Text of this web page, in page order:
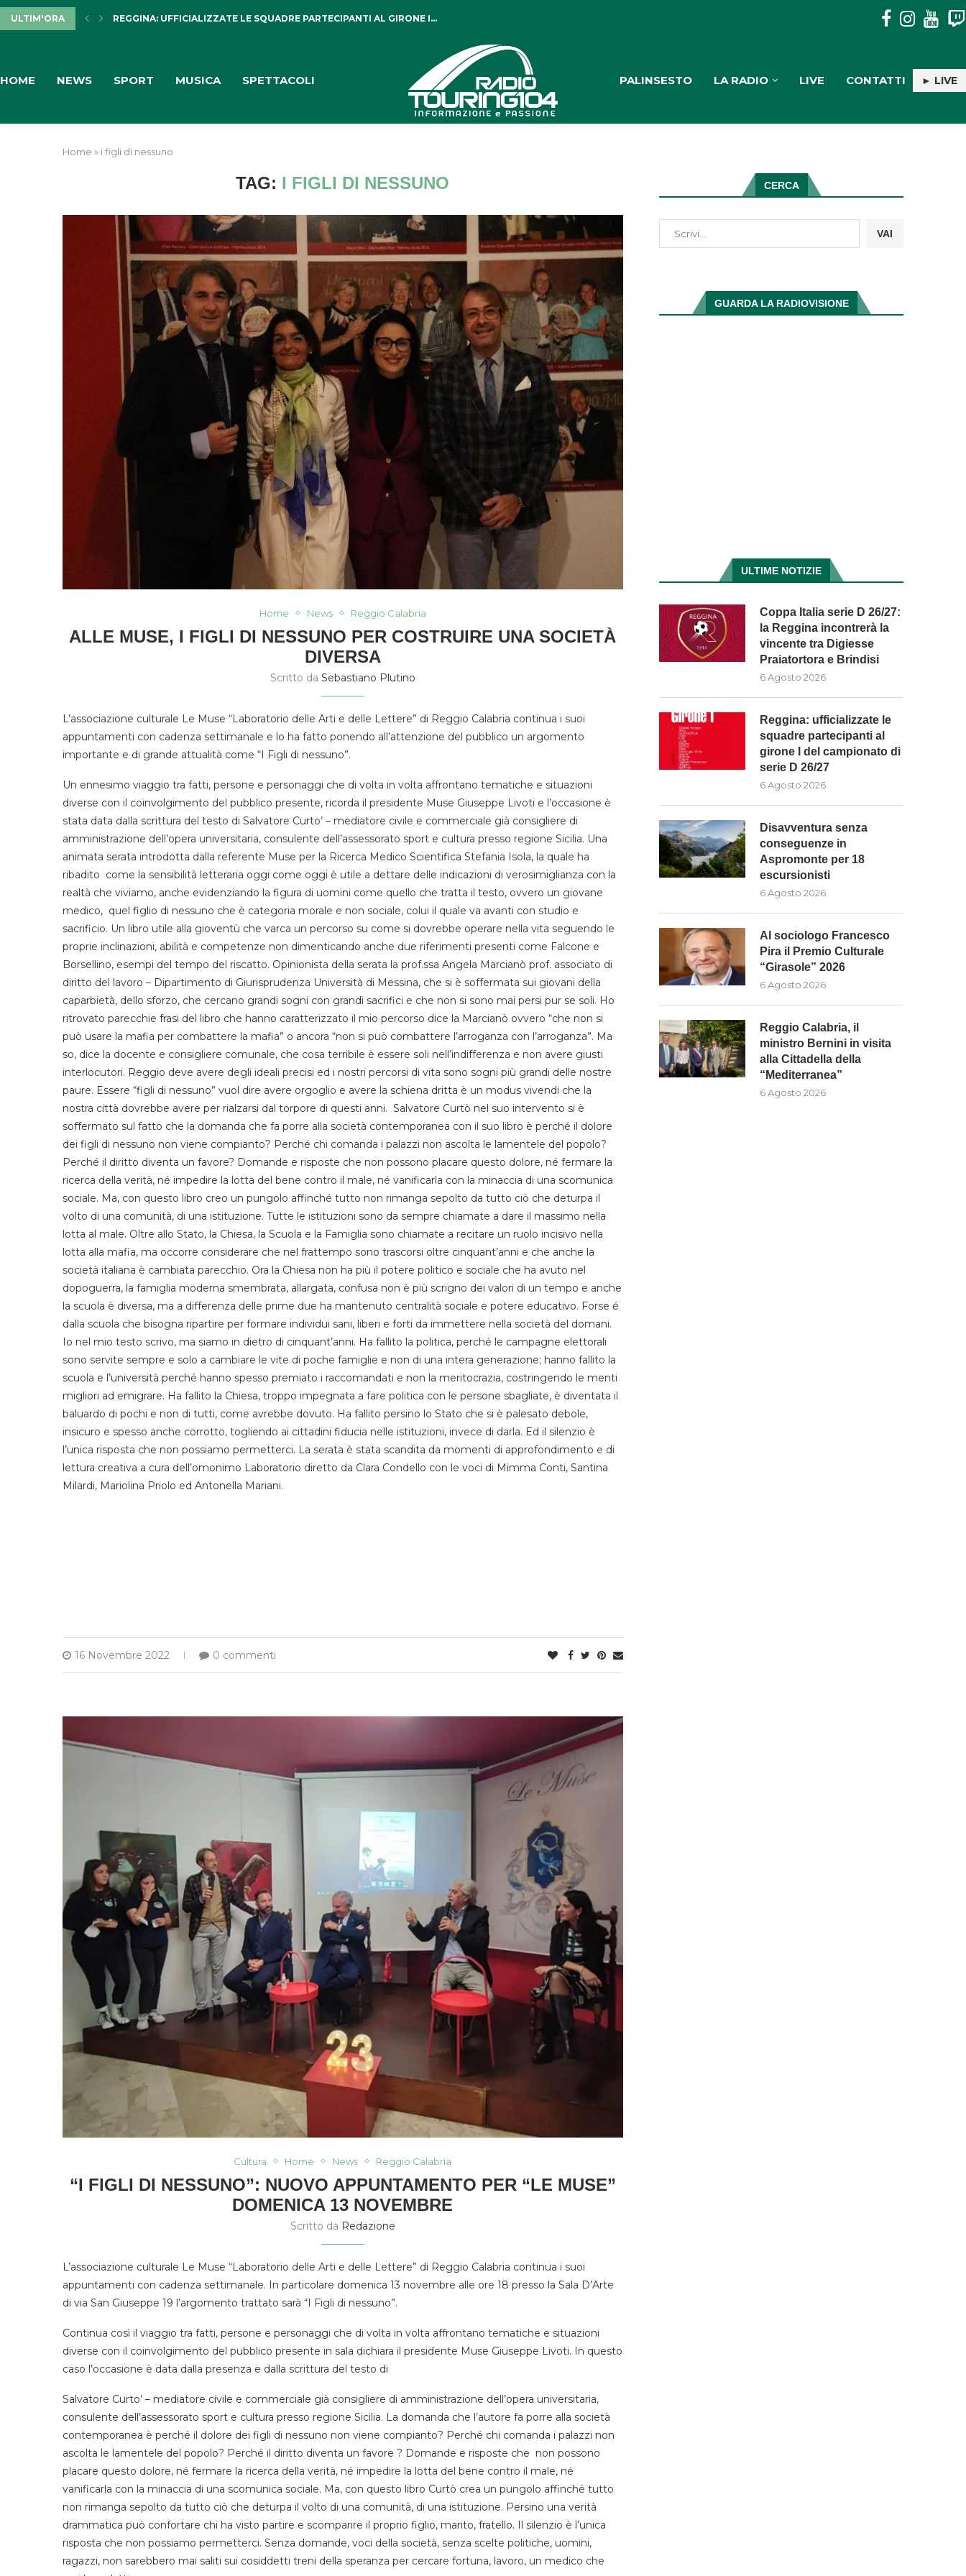
ULTIM'ORA AL SOCIOLOGO FRANCESCO PIRA IL PREMIO CULTURALE
HOME NEWS SPORT MUSICA SPETTACOLI PALINSESTO LA RADIO LIVE CONTATTI ► LIVE
Home » i figli di nessuno
TAG: I FIGLI DI NESSUNO
Home News Reggio Calabria
ALLE MUSE, I FIGLI DI NESSUNO PER COSTRUIRE UNA SOCIETÀ
DIVERSA
Scritto da Sebastiano Plutino
L’associazione culturale Le Muse “Laboratorio delle Arti e delle Lettere” di Reggio Calabria continua i suoi
appuntamenti con cadenza settimanale e lo ha fatto ponendo all’attenzione del pubblico un argomento
importante e di grande attualità come “I Figli di nessuno”.
Un ennesimo viaggio tra fatti, persone e personaggi che di volta in volta affrontano tematiche e situazioni
diverse con il coinvolgimento del pubblico presente, ricorda il presidente Muse Giuseppe Livoti e l’occasione è
stata data dalla scrittura del testo di Salvatore Curto’ – mediatore civile e commerciale già consigliere di
amministrazione dell’opera universitaria, consulente dell’assessorato sport e cultura presso regione Sicilia. Una
animata serata introdotta dalla referente Muse per la Ricerca Medico Scientifica Stefania Isola, la quale ha
ribadito come la sensibilità letteraria oggi come oggi è utile a dettare delle indicazioni di verosimiglianza con la
realtà che viviamo, anche evidenziando la figura di uomini come quello che tratta il testo, ovvero un giovane
medico, quel figlio di nessuno che è categoria morale e non sociale, colui il quale va avanti con studio e
sacrificio. Un libro utile alla gioventù che varca un percorso su come si dovrebbe operare nella vita seguendo le
proprie inclinazioni, abilità e competenze non dimenticando anche due riferimenti presenti come Falcone e
Borsellino, esempi del tempo del riscatto. Opinionista della serata la prof.ssa Angela Marcianò prof. associato di
diritto del lavoro – Dipartimento di Giurisprudenza Università di Messina, che si è soffermata sui giovani della
caparbietà, dello sforzo, che cercano grandi sogni con grandi sacrifici e che non si sono mai persi pur se soli. Ho
ritrovato parecchie frasi del libro che hanno caratterizzato il mio percorso dice la Marcianò ovvero “che non si
può usare la mafia per combattere la mafia” o ancora “non si può combattere l’arroganza con l’arroganza”. Ma
so, dice la docente e consigliere comunale, che cosa terribile è essere soli nell’indifferenza e non avere giusti
interlocutori. Reggio deve avere degli ideali precisi ed i nostri percorsi di vita sono sogni più grandi delle nostre
paure. Essere “figli di nessuno” vuol dire avere orgoglio e avere la schiena dritta è un modus vivendi che la
nostra città dovrebbe avere per rialzarsi dal torpore di questi anni. Salvatore Curtò nel suo intervento si è
soffermato sul fatto che la domanda che fa porre alla società contemporanea con il suo libro è perché il dolore
dei figli di nessuno non viene compianto? Perché chi comanda i palazzi non ascolta le lamentele del popolo?
Perché il diritto diventa un favore? Domande e risposte che non possono placare questo dolore, né fermare la
ricerca della verità, né impedire la lotta del bene contro il male, né vanificarla con la minaccia di una scomunica
sociale. Ma, con questo libro creo un pungolo affinché tutto non rimanga sepolto da tutto ciò che deturpa il
volto di una comunità, di una istituzione. Tutte le istituzioni sono da sempre chiamate a dare il massimo nella
lotta al male. Oltre allo Stato, la Chiesa, la Scuola e la Famiglia sono chiamate a recitare un ruolo incisivo nella
lotta alla mafia, ma occorre considerare che nel frattempo sono trascorsi oltre cinquant’anni e che anche la
società italiana è cambiata parecchio. Ora la Chiesa non ha più il potere politico e sociale che ha avuto nel
dopoguerra, la famiglia moderna smembrata, allargata, confusa non è più scrigno dei valori di un tempo e anche
la scuola è diversa, ma a differenza delle prime due ha mantenuto centralità sociale e potere educativo. Forse é
dalla scuola che bisogna ripartire per formare individui sani, liberi e forti da immettere nella società del domani.
Io nel mio testo scrivo, ma siamo in dietro di cinquant’anni. Ha fallito la politica, perché le campagne elettorali
sono servite sempre e solo a cambiare le vite di poche famiglie e non di una intera generazione; hanno fallito la
scuola e l’università perché hanno spesso premiato i raccomandati e non la meritocrazia, costringendo le menti
migliori ad emigrare. Ha fallito la Chiesa, troppo impegnata a fare politica con le persone sbagliate, è diventata il
baluardo di pochi e non di tutti, come avrebbe dovuto. Ha fallito persino lo Stato che si è palesato debole,
insicuro e spesso anche corrotto, togliendo ai cittadini fiducia nelle istituzioni, invece di darla. Ed il silenzio è
l’unica risposta che non possiamo permetterci. La serata è stata scandita da momenti di approfondimento e di
lettura creativa a cura dell’omonimo Laboratorio diretto da Clara Condello con le voci di Mimma Conti, Santina
Milardi, Mariolina Priolo ed Antonella Mariani.
16 Novembre 2022 0 commenti
Cultura Home News Reggio Calabria
“I FIGLI DI NESSUNO”: NUOVO APPUNTAMENTO PER “LE MUSE”
DOMENICA 13 NOVEMBRE
Scritto da Redazione
L’associazione culturale Le Muse “Laboratorio delle Arti e delle Lettere” di Reggio Calabria continua i suoi
appuntamenti con cadenza settimanale. In particolare domenica 13 novembre alle ore 18 presso la Sala D’Arte
di via San Giuseppe 19 l’argomento trattato sarà “I Figli di nessuno”.
Continua così il viaggio tra fatti, persone e personaggi che di volta in volta affrontano tematiche e situazioni
diverse con il coinvolgimento del pubblico presente in sala dichiara il presidente Muse Giuseppe Livoti. In questo
caso l’occasione è data dalla presenza e dalla scrittura del testo di
Salvatore Curto’ – mediatore civile e commerciale già consigliere di amministrazione dell’opera universitaria,
consulente dell’assessorato sport e cultura presso regione Sicilia. La domanda che l’autore fa porre alla società
contemporanea è perché il dolore dei figli di nessuno non viene compianto? Perché chi comanda i palazzi non
ascolta le lamentele del popolo? Perché il diritto diventa un favore ? Domande e risposte che non possono
placare questo dolore, né fermare la ricerca della verità, né impedire la lotta del bene contro il male, né
vanificarla con la minaccia di una scomunica sociale. Ma, con questo libro Curtò crea un pungolo affinché tutto
non rimanga sepolto da tutto ciò che deturpa il volto di una comunità, di una istituzione. Persino una verità
drammatica può confortare chi ha visto partire e scomparire il proprio figlio, marito, fratello. Il silenzio è l’unica
risposta che non possiamo permetterci. Senza domande, voci della società, senza scelte politiche, uomini,
ragazzi, non sarebbero mai saliti sui cosiddetti treni della speranza per cercare fortuna, lavoro, un medico che
CERCA
VAI
GUARDA LA RADIOVISIONE
ULTIME NOTIZIE
Coppa Italia serie D 26/27:
la Reggina incontrerà la
vincente tra Digiesse
Praiatortora e Brindisi
6 Agosto 2026
Reggina: ufficializzate le
squadre partecipanti al
girone I del campionato di
serie D 26/27
6 Agosto 2026
Disavventura senza
conseguenze in
Aspromonte per 18
escursionisti
6 Agosto 2026
Al sociologo Francesco
Pira il Premio Culturale
“Girasole” 2026
6 Agosto 2026
Reggio Calabria, il
ministro Bernini in visita
alla Cittadella della
“Mediterranea”
6 Agosto 2026